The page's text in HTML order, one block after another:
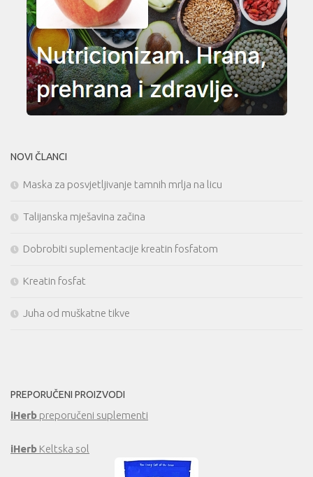
NOVI ČLANCI
Maska za posvjetljivanje tamnih mrlja na licu
Talijanska mješavina začina
Dobrobiti suplementacije kreatin fosfatom
Kreatin fosfat
Juha od muškatne tikve
PREPORUČENI PROIZVODI
iHerb preporučeni suplementi
iHerb Keltska sol